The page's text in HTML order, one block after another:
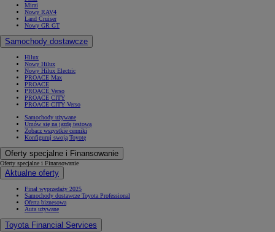
Mirai
Nowy RAV4
Land Cruiser
Nowy GR GT
Samochody dostawcze
Hilux
Nowy Hilux
Nowy Hilux Electric
PROACE Max
PROACE
PROACE Verso
PROACE CITY
PROACE CITY Verso
Samochody używane
Umów się na jazdę testową
Zobacz wszystkie cenniki
Konfiguruj swoją Toyotę
Oferty specjalne i Finansowanie
Oferty specjalne i Finansowanie
Aktualne oferty
Finał wyprzedaży 2025
Samochody dostawcze Toyota Professional
Oferta biznesowa
Auta używane
Toyota Financial Services